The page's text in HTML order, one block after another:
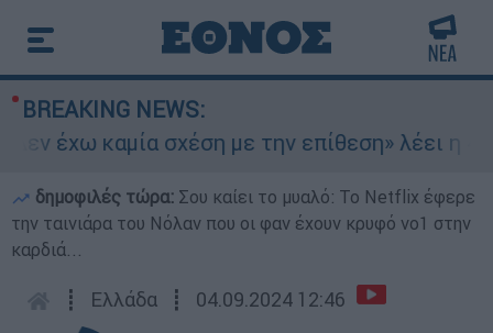
BREAKING NEWS:
έχω καμία σχέση με την επίθεση» λέει η
δημοφιλές τώρα: Σου καίει το μυαλό: Το Netflix έφερε
την ταινιάρα του Νόλαν που οι φαν έχουν κρυφό νο1 στην
καρδιά...
┋ Ελλάδα ┋ 04.09.2024 12:46